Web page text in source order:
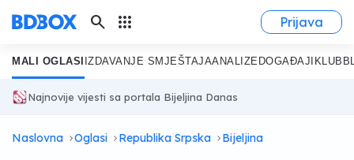
search apps Prijava
MALI OGLASI IZDAVANJE SMJEŠTAJAANALIZE DOGAĐAJI KLUB
Najnovije vijesti sa portala Bijeljina Danas
Naslovna Oglasi Republika Srpska Bijeljina